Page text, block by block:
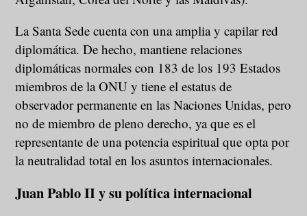
La Santa Sede cuenta con una amplia y capilar red
diplomática. De hecho, mantiene relaciones
diplomáticas normales con 183 de los 193 Estados
miembros de la ONU y tiene el estatus de
observador permanente en las Naciones Unidas, pero
no de miembro de pleno derecho, ya que es el
representante de una potencia espiritual que opta por
la neutralidad total en los asuntos internacionales.
Juan Pablo II y su política internacional